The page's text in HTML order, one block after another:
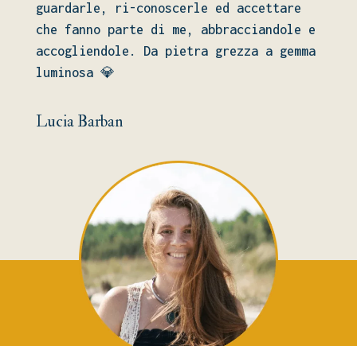
guardarle , ri-conoscerle ed accettare
che fanno parte di me , abbracciandole e
accogliendole . Da pietra grezza a gemma
luminosa 💎
Lucia Barban